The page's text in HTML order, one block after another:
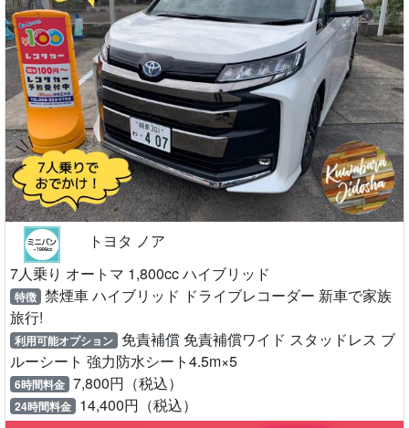
トヨタ ノア
7人乗り オートマ 1,800cc ハイブリッド
特徴 禁煙車 ハイブリッド ドライブレコーダー 新車で家族
旅行!
利用可能オプション 免責補償 免責補償ワイド スタッドレス ブ
ルーシート 強力防水シート4.5m×5
6時間料金 7,800円（税込）
24時間料金 14,400円（税込）